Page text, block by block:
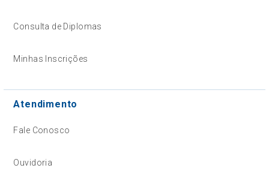
Consulta de Diplomas
Minhas Inscrições
Atendimento
Fale Conosco
Ouvidoria